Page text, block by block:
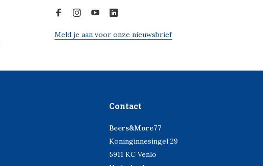
Meld je aan voor onze nieuwsbrief
Contact
Beers&More77
Koninginnesingel 29
5911 KC Venlo